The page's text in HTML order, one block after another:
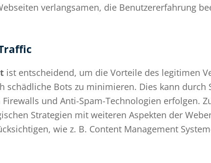
verlangsamen, die Benutzererfahrung
ist entscheidend, um die Vorteile des legitimen
schädliche Bots zu minimieren. Dies kann
Firewalls und Anti-Spam-Technologien erfolgen.
Strategien mit weiteren Aspekten der
wie z. B. Content Management